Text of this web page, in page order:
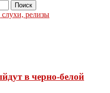
в черно-белой